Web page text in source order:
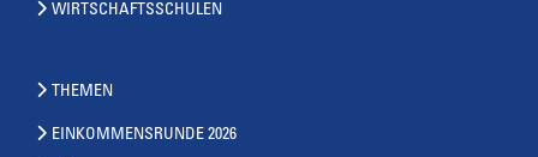
WIRTSCHAFTSSCHULEN
THEMEN
EINKOMMENSRUNDE 2026